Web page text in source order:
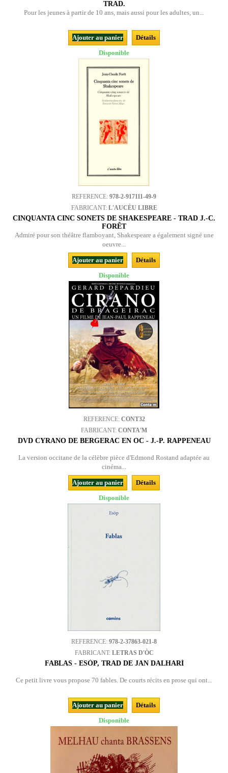
TRAD.
Pour les jeunes à partir de 10 ans, mais aussi pour les adultes, un...
Ajouter au panier
Détails
Disponible
REFERENCE: 978-2-917111-49-9
FABRICANT: L'AUCÈU LIBRE
CINQUANTA CINC SONETS DE SHAKESPEARE - TRAD J.-C.
FORÊT
Admiré pour son théâtre flamboyant, Shakespeare a également signé une
oeuvre...
Ajouter au panier
Détails
Disponible
REFERENCE: CONT32
FABRICANT: CONTA'M
DVD CYRANO DE BERGERAC EN OC - J.-P. RAPPENEAU
La version occitane de la célèbre pièce d'Edmond Rostand adaptée au
cinéma...
Ajouter au panier
Détails
Disponible
REFERENCE: 978-2-37863-021-8
FABRICANT: LETRAS D'ÒC
FABLAS - ESÒP, TRAD DE JAN DALHARÍ
Ce petit livre vous propose 70 fables. De courts récits en prose qui ont...
Ajouter au panier
Détails
Disponible